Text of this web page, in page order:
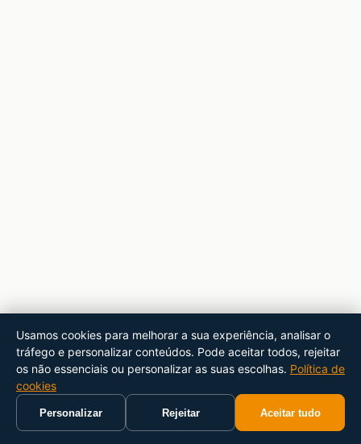
Usamos cookies para melhorar a sua experiência, analisar o
tráfego e personalizar conteúdos. Pode aceitar todos, rejeitar
os não essenciais ou personalizar as suas escolhas. Política de
cookies
Personalizar Rejeitar Aceitar tudo